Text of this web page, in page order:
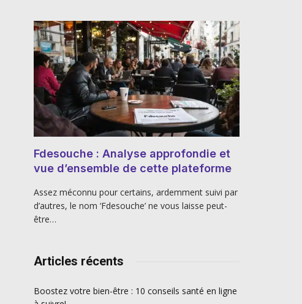
Fdesouche : Analyse approfondie et
vue d’ensemble de cette plateforme
Assez méconnu pour certains, ardemment suivi par
d’autres, le nom ‘Fdesouche’ ne vous laisse peut-
être…
Articles récents
Boostez votre bien-être : 10 conseils santé en ligne